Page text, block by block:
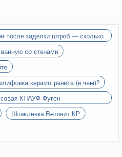
после заделки штроб — сколько
со стенами
керамогранита (и чем)?
КНАУФ Фуген
Шпаклевка Ветонит КР